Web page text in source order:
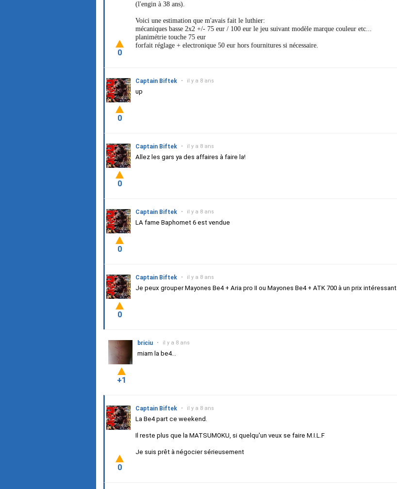
(l'engin à 38 ans).
Voici une estimation que m'avais fait le luthier:
mécaniques basse 2x2 +/- 75 eur / 100 eur le jeu suivant modèle marque couleur etc...
planimétrie touche 75 eur
forfait réglage + electronique 50 eur hors fournitures si nécessaire.
0
Captain Biftek • il y a 8 ans
up
0
Captain Biftek • il y a 8 ans
Allez les gars ya des affaires à faire la!
0
Captain Biftek • il y a 8 ans
LA fame Baphomet 6 est vendue
0
Captain Biftek • il y a 8 ans
Je peux grouper Mayones Be4 + Aria pro II ou Mayones Be4 + ATK 700 à un prix intéressant
0
briciu • il y a 8 ans
miam la be4...
+1
Captain Biftek • il y a 8 ans
La Be4 part ce weekend.
Il reste plus que la MATSUMOKU, si quelqu'un veux se faire M.I.L.F
Je suis prêt à négocier sérieusement
0